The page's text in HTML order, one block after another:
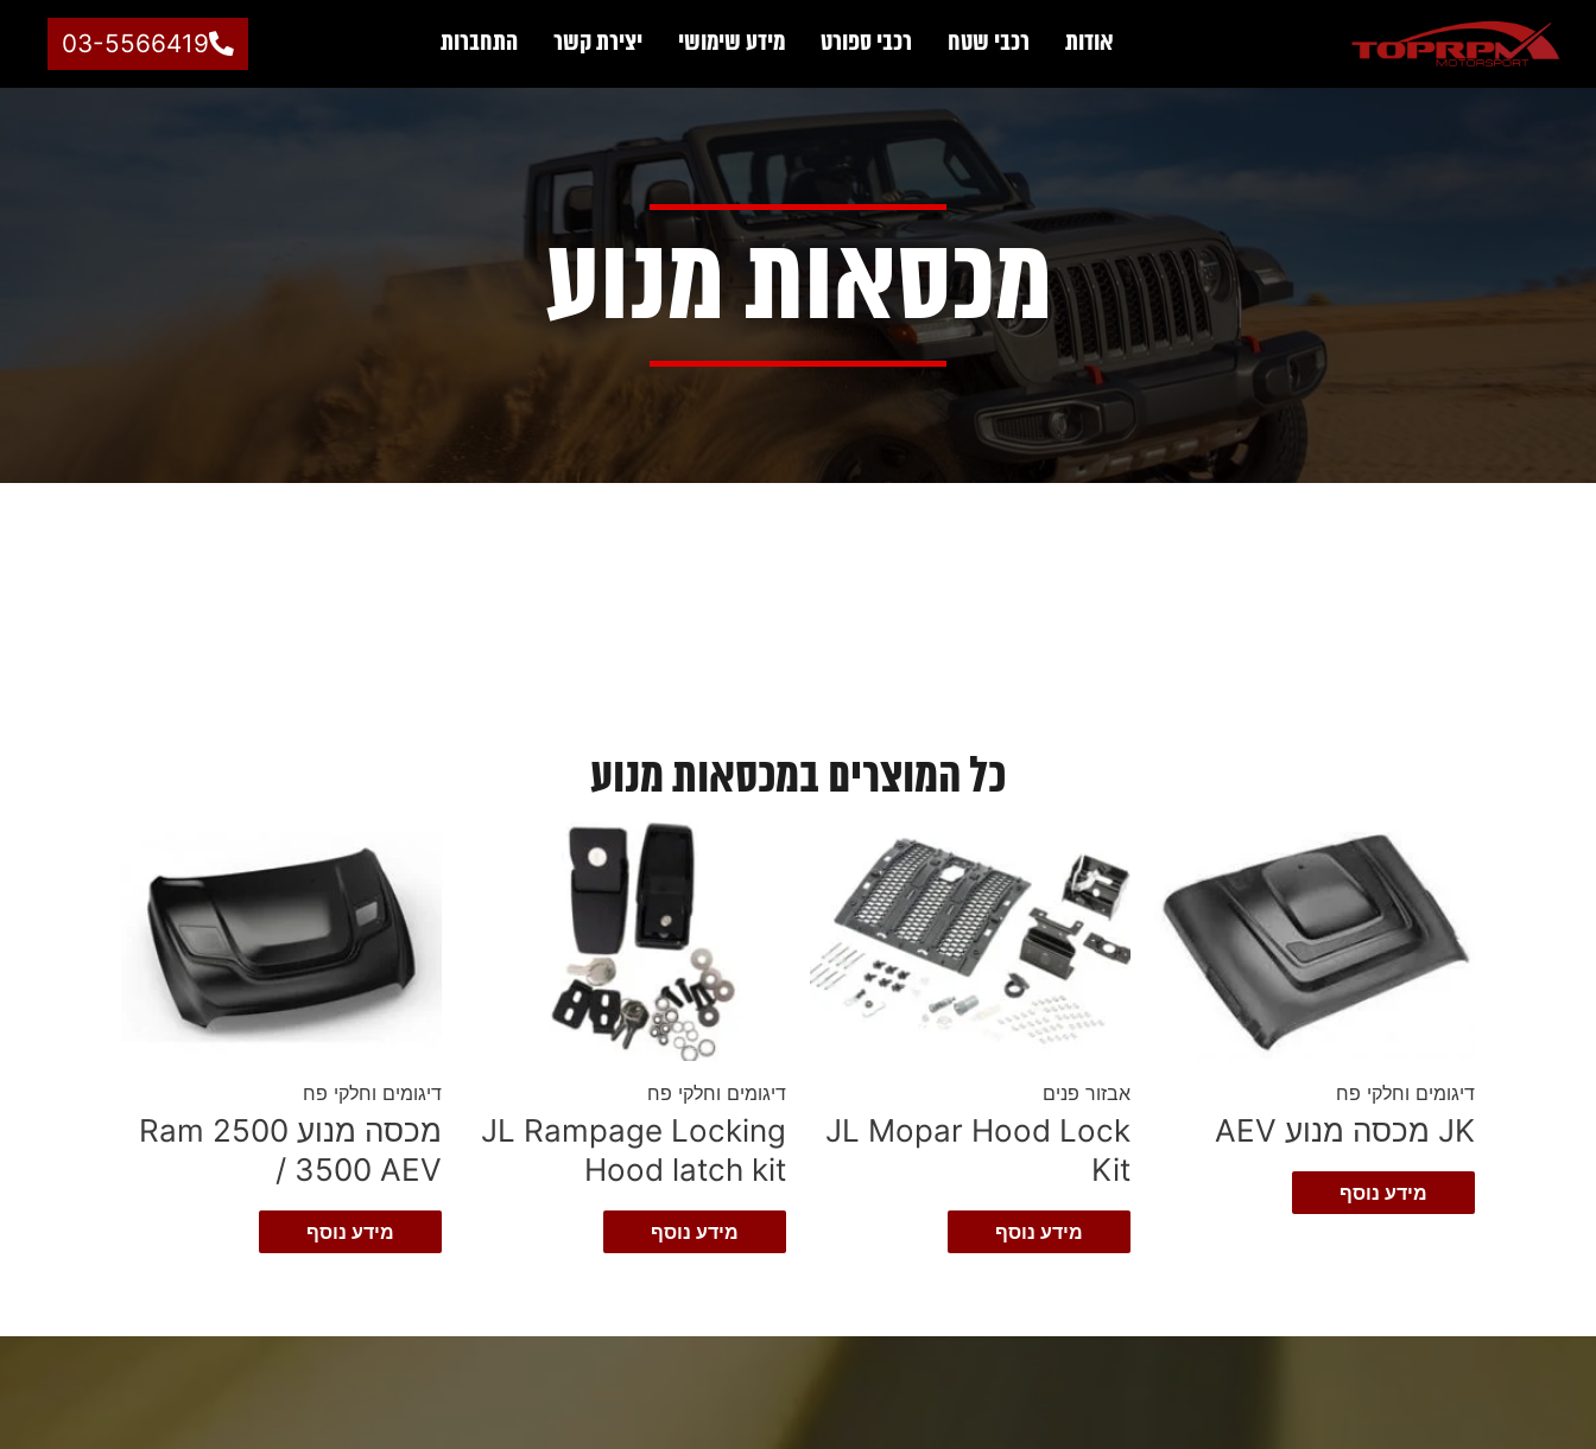
אודות רכבי שטח רכבי ספורט מידע שימושי יצירת קשר התחברות 03-5566419
מכסאות מנוע
כל המוצרים במכסאות מנוע
דיגומים וחלקי פח
JK מכסה מנוע AEV
מידע נוסף
אבזור פנים
JL Mopar Hood Lock
Kit
מידע נוסף
דיגומים וחלקי פח
JL Rampage Locking
Hood latch kit
מידע נוסף
דיגומים וחלקי פח
מכסה מנוע Ram 2500
/ 3500 AEV
מידע נוסף